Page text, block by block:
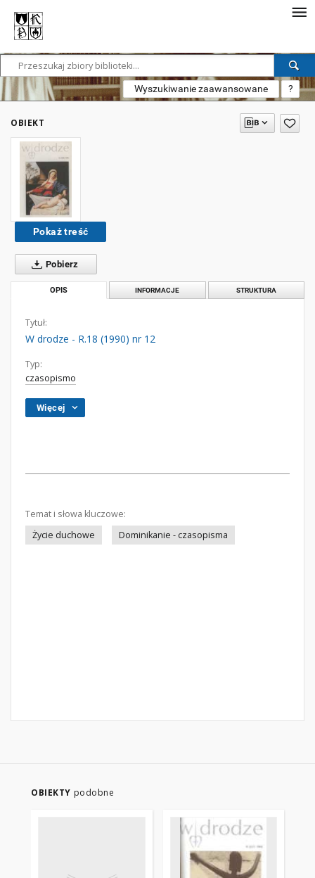
Wyszukiwanie zaawansowane ?
OBIEKT
Pokaż treść
Pobierz
OPIS INFORMACJE STRUKTURA
Tytuł:
W drodze - R.18 (1990) nr 12
Typ:
czasopismo
Więcej
Temat i słowa kluczowe:
Życie duchowe
Dominikanie - czasopisma
OBIEKTY podobne